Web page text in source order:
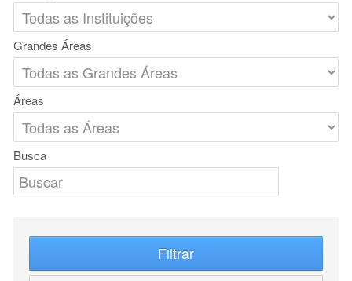
Grandes Áreas
Áreas
Busca
Filtrar